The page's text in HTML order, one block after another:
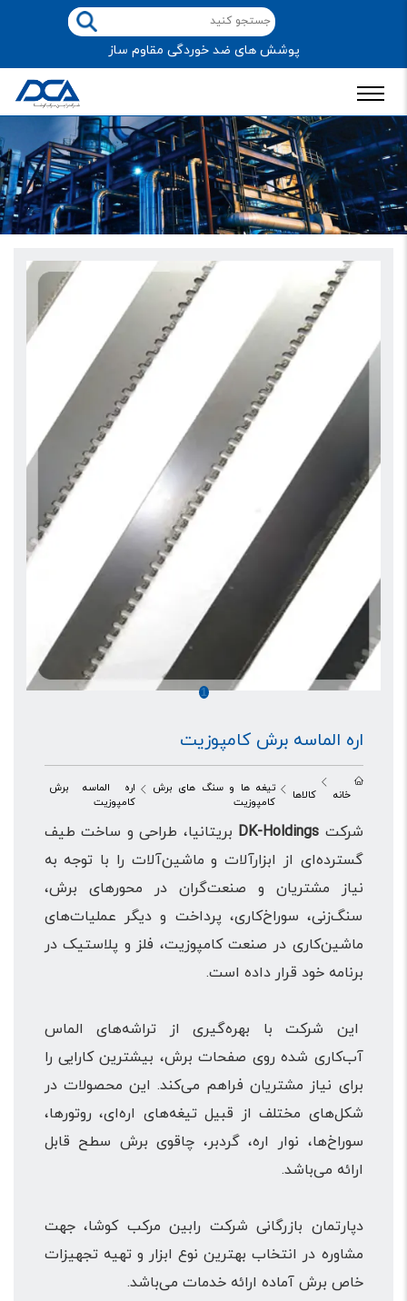
پوشش های ضد خوردگی مقاوم ساز
1
اره الماسه برش کامپوزیت
خانه کالاها
تیغه ها و سنگ های برش
کامپوزیت
اره الماسه برش
کامپوزیت
شرکت DK-Holdings بریتانیا، طراحی و ساخت طیف
گسترده‌ای از ابزارآلات و ماشین‌آلات را با توجه به
نیاز‌ مشتریان و صنعت‌گران در محورهای برش،
سنگ‌زنی، سوراخ‌کاری، پرداخت و دیگر عملیات‌های
ماشین‌کاری در صنعت کامپوزیت، فلز و پلاستیک در
برنامه خود قرار داده است.
این شرکت با بهره‌گیری از تراشه‌های الماس
آب‌کاری شده روی صفحات برش، بیشترین کارایی را
برای نیاز مشتریان فراهم می‌کند. این محصولات در
شکل‌های مختلف از قبیل تیغه‌های اره‌ای، روتورها،
سوراخ‌ها، نوار اره، گردبر، چاقوی برش سطح قابل
ارائه می‌باشد.
دپارتمان بازرگانی شرکت رابین مرکب کوشا، جهت
مشاوره در انتخاب بهترین نوع ابزار و تهیه تجهیزات
خاص برش آماده ارائه خدمات می‌باشد.